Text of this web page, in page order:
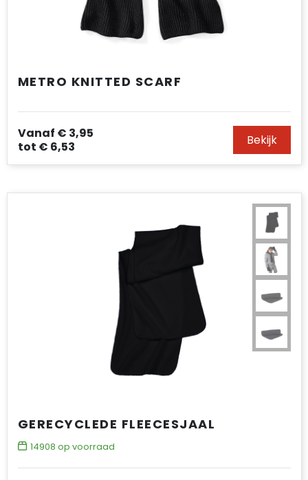
METRO KNITTED SCARF
Vanaf € 3,95
tot € 6,53 Bekijk
GERECYCLEDE FLEECESJAAL
14908 op voorraad